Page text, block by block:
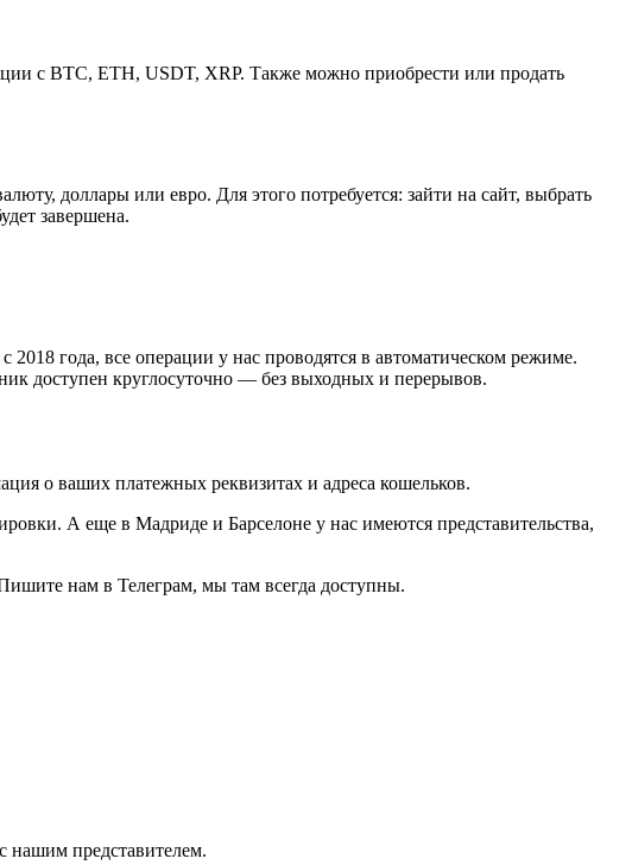
с BTC, ETH, USDT, XRP. Также можно приобрести или продать
доллары или евро. Для этого потребуется: зайти на сайт, выбрать
завершена.
года, все операции у нас проводятся в автоматическом режиме.
доступен круглосуточно — без выходных и перерывов.
о ваших платежных реквизитах и адреса кошельков.
А еще в Мадриде и Барселоне у нас имеются представительства,
нам в Телеграм, мы там всегда доступны.
нашим представителем.